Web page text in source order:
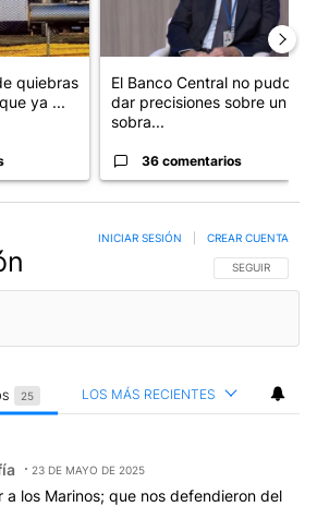
quiebras
ya ...
El Banco Central no pudo
dar precisiones sobre un
sobra...
36 comentarios
SIGA ESTA
SEGUIR
INICIAR SESIÓN CREAR CUENTA
25 LOS MÁS RECIENTES
23 DE MAYO DE 2025
a los Marinos; que nos defendieron del